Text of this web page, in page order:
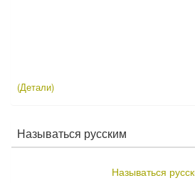
(Детали)
Называться русским
Называться